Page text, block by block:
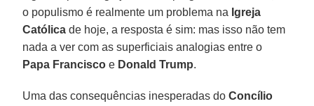
o populismo é realmente um problema na Igreja
Católica de hoje, a resposta é sim: mas isso não tem
nada a ver com as superficiais analogias entre o
Papa Francisco e Donald Trump.
Uma das consequências inesperadas doConcílio